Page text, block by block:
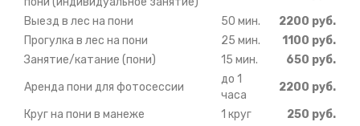
Выезд в лес на пони
50 мин.
2200 руб.
Прогулка в лес на пони
25 мин.
1100 руб.
Занятие/катание (пони)
15 мин.
650 руб.
Аренда пони для фотосессии
до 1
часа
2200 руб.
Круг на пони в манеже
1 круг
250 руб.